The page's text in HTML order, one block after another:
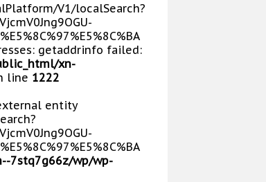
V1/localSearch?
getaddrinfo failed:
xn-
line 1222
entity
7stq7g66z/wp/wp-